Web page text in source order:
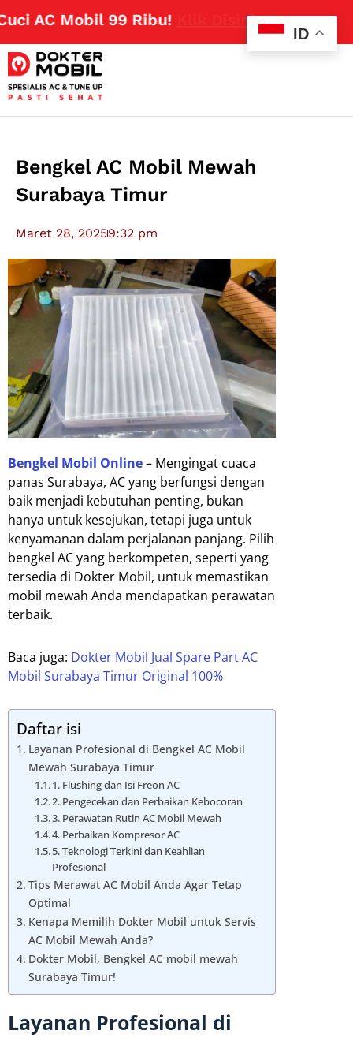
Mobil 99 Ribu!Klik Disini
Bengkel AC Mobil Mewah
Surabaya Timur
Maret 28, 20259:32 pm
Bengkel Mobil Online– Mengingat cuaca
panas Surabaya, AC yang berfungsi dengan
baik menjadi kebutuhan penting, bukan
hanya untuk kesejukan, tetapi juga untuk
kenyamanan dalam perjalanan panjang. Pilih
bengkel AC yang berkompeten, seperti yang
tersedia di Dokter Mobil, untuk memastikan
mobil mewah Anda mendapatkan perawatan
terbaik.
Baca juga: Dokter Mobil Jual Spare Part AC
Mobil Surabaya Timur Original 100%
Daftar isi
Layanan Profesional di Bengkel AC Mobil
Mewah Surabaya Timur
1. Flushing dan Isi Freon AC
2. Pengecekan dan Perbaikan Kebocoran
3. Perawatan Rutin AC Mobil Mewah
4. Perbaikan Kompresor AC
5. Teknologi Terkini dan Keahlian
Profesional
Tips Merawat AC Mobil Anda Agar Tetap
Optimal
Kenapa Memilih Dokter Mobil untuk Servis
AC Mobil Mewah Anda?
Dokter Mobil, Bengkel AC mobil mewah
Surabaya Timur!
Layanan Profesional di
ID